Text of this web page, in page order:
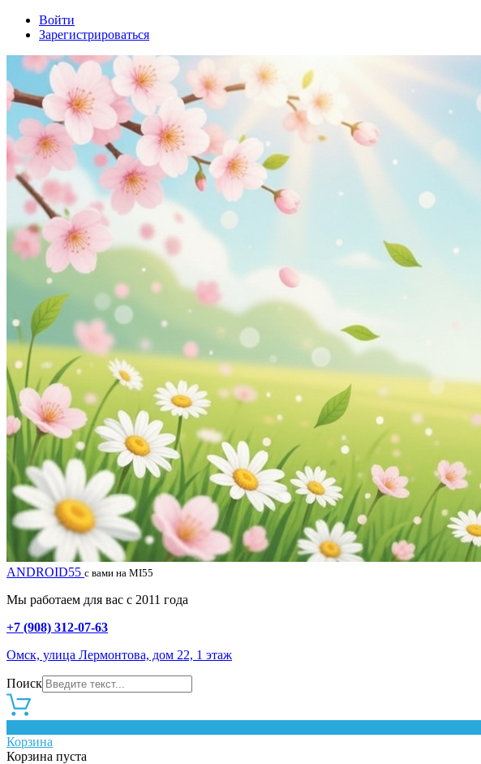
Войти
Зарегистрироваться
ANDROID55 с вами на MI55
Мы работаем для вас с 2011 года
+7 (908) 312-07-63
Омск, улица Лермонтова, дом 22, 1 этаж
Поиск
Корзина
Корзина пуста